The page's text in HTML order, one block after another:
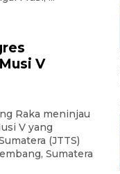
V
Raka meninjau
V yang
(JTTS)
Sumatera